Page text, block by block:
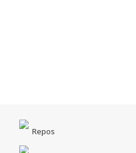
Repos